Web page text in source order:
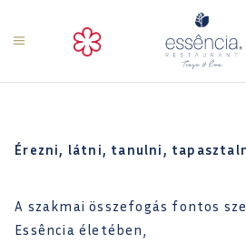
Érezni, látni, tanulni,
A szakmai összefogás fontos
Essência életében,